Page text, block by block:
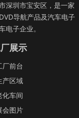
深圳市宝安区，是一家
导航产品及汽车电子
电子企业。
展示
厂前台
产区域
化车间
会图片